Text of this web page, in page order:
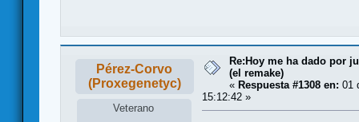
Pérez-Corvo
(Proxegenetyc)
Veterano
Re:Hoy me ha dado por
(el remake)
« Respuesta #1308 en: 01
15:12:42 »